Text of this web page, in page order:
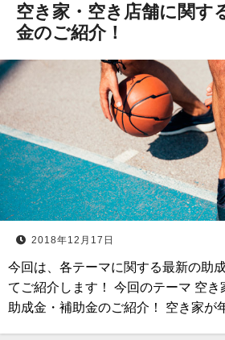
空き家・空き店舗に関す
金のご紹介！
2018年12月17日
今回は、各テーマに関する最新の助
てご紹介します！ 今回のテーマ 空き
助成金・補助金のご紹介！ 空き家